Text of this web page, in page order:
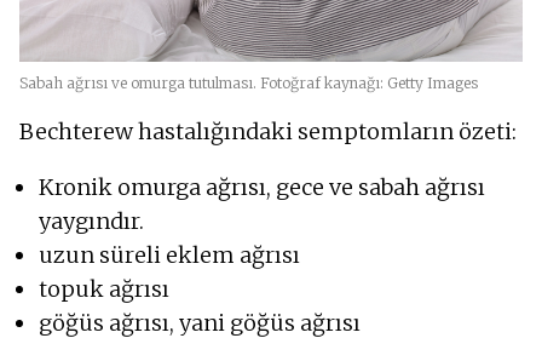
Sabah ağrısı ve omurga tutulması. Fotoğraf kaynağı: Getty Images
Bechterew hastalığındaki semptomların özeti:
Kronik omurga ağrısı, gece ve sabah ağrısı
yaygındır.
uzun süreli eklem ağrısı
topuk ağrısı
göğüs ağrısı, yani göğüs ağrısı